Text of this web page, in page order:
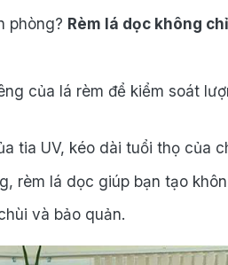
phòng? Rèm lá dọc không
của lá rèm để kiểm soát
tia UV, kéo dài tuổi thọ của
rèm lá dọc giúp bạn tạo
và bảo quản.